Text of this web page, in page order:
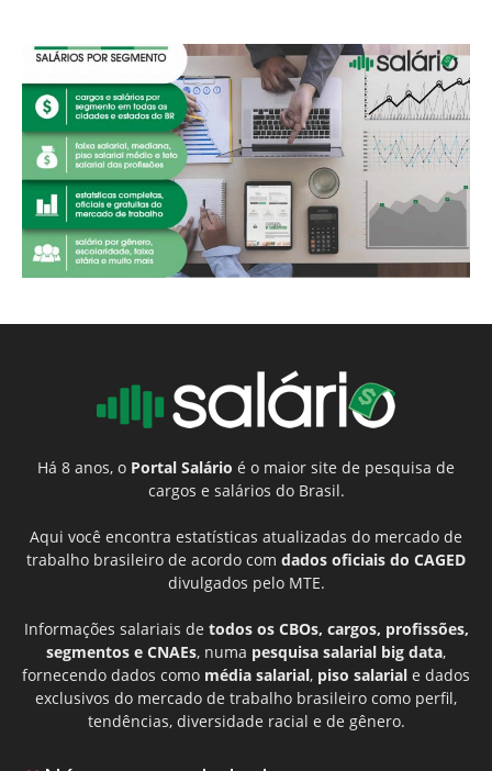
Há 8 anos, o Portal Salário é o maior site de pesquisa de
cargos e salários do Brasil.
Aqui você encontra estatísticas atualizadas do mercado de
trabalho brasileiro de acordo com dados oficiais do CAGED
divulgados pelo MTE.
Informações salariais de todos os CBOs, cargos, profissões,
segmentos e CNAEs, numa pesquisa salarial big data,
fornecendo dados como média salarial, piso salarial e dados
exclusivos do mercado de trabalho brasileiro como perfil,
tendências, diversidade racial e de gênero.